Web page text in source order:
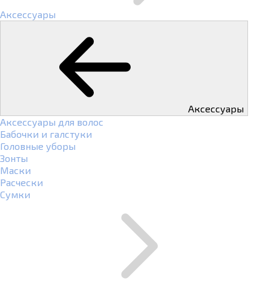
Аксессуары
Аксессуары
Аксессуары для волос
Бабочки и галстуки
Головные уборы
Зонты
Маски
Расчески
Сумки